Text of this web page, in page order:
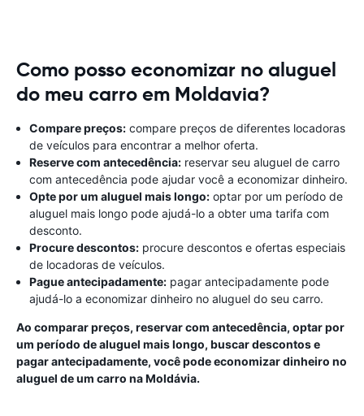
Como posso economizar no aluguel
do meu carro em Moldavia?
Compare preços: compare preços de diferentes locadoras
de veículos para encontrar a melhor oferta.
Reserve com antecedência: reservar seu aluguel de carro
com antecedência pode ajudar você a economizar dinheiro.
Opte por um aluguel mais longo: optar por um período de
aluguel mais longo pode ajudá-lo a obter uma tarifa com
desconto.
Procure descontos: procure descontos e ofertas especiais
de locadoras de veículos.
Pague antecipadamente: pagar antecipadamente pode
ajudá-lo a economizar dinheiro no aluguel do seu carro.
Ao comparar preços, reservar com antecedência, optar por
um período de aluguel mais longo, buscar descontos e
pagar antecipadamente, você pode economizar dinheiro no
aluguel de um carro na Moldávia.